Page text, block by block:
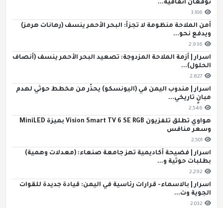
توقعان اتفاقية...
3,106
أمن الملاحة منظومة لا تجزأ: البحر الأحمر ينسف (رهانات هرمز)
ويدفع نحو...
2,936
اسرار | أزمة الملاحة المزدوجة: تصعيد البحر الأحمر ينسف (أنصاف
الحلول)...
2,827
اسرار | مندوب اليمن في (اليونسكو) يحذّر من مخطط حوثي لهدم
مبانٍ تاريخي...
2,546
هواوي تطلق تلفزيون Vision Smart TV 6 SE RGB بميزة MiniLED
وسعر منافس
2,501
اسرار | فضيحة أكاديمية تهز جامعة صنعاء: (معدلات وهمية)
بطلبات حوثية و...
2,292
اسرار | بالاسماء- قرارات رئاسية في اليمن: قيادة جديدة للقوات
الجوية وت...
2,032